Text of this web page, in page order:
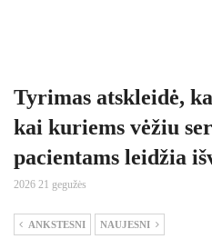
Tyrimas atskleidė,
kai kuriems vėžiu
pacientams leidžia
2026 21 gegužės
ANKSTESNI NAUJESNI